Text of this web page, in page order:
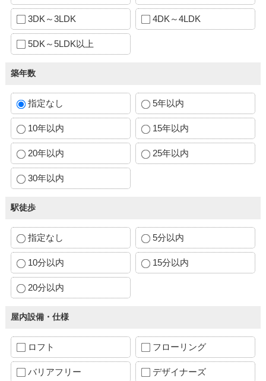
3DK～3LDK 4DK～4LDK
5DK～5LDK以上
築年数
指定なし 5年以内
10年以内 15年以内
20年以内 25年以内
30年以内
駅徒歩
指定なし 5分以内
10分以内 15分以内
20分以内
屋内設備・仕様
ロフト フローリング
バリアフリー デザイナーズ